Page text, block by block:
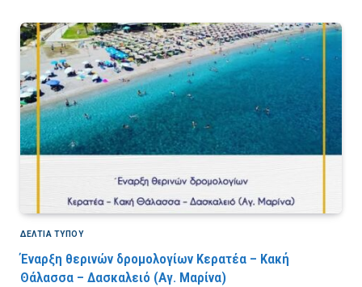
ΔΕΛΤΙΑ ΤΥΠΟΥ
Έναρξη θερινών δρομολογίων Κερατέα – Κακή
Θάλασσα – Δασκαλειό (Αγ. Μαρίνα)